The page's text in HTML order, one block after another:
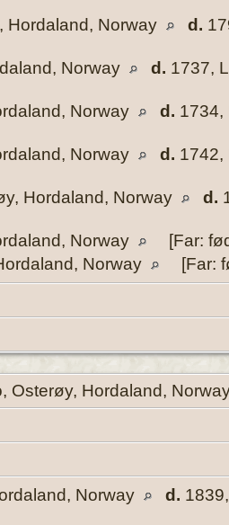
Hordaland, Norway d.
Norway d. 1737,
Norway d. 1734,
Norway d. 1742,
Hordaland, Norway d.
Norway
[Far:
Norway
[Far:
Osterøy, Hordaland,
Norway d.